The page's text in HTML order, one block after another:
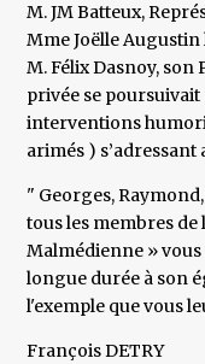
M. JM Batteux,
Mme Joëlle
M. Félix Dasnoy, son
privée se
interventions
arimés )
" Georges,
tous les membres de
Malmédienne »
longue durée à son
l'exemple que vous
François DETRY